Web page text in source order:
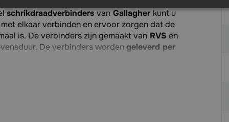
schrikdraadverbinders van Gallagher kunt u
elkaar verbinden en ervoor zorgen dat de
is. De verbinders zijn gemaakt van RVS en
De verbinders wordengeleverd per